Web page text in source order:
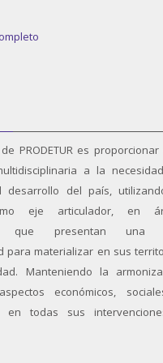
lunes, 31 agosto
PRODETUR es
a la
desarrollo del país,
eje articulador, en
que presentan una
para materializar en sus
Manteniendo la
económicos,
en todas sus